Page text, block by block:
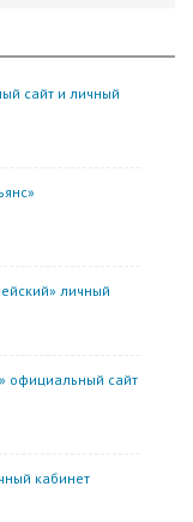
сайт и личный
личный
официальный сайт
кабинет